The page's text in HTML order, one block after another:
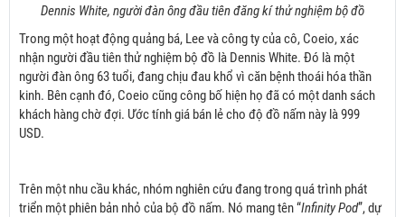
Dennis White, người đàn ông đầu tiên đăng kí thử nghiệm bộ đồ
Trong một hoạt động quảng bá, Lee và công ty của cô, Coeio, xác
nhận người đầu tiên thử nghiệm bộ đồ là Dennis White. Đó là một
người đàn ông 63 tuổi, đang chịu đau khổ vì căn bệnh thoái hóa thần
kinh. Bên cạnh đó, Coeio cũng công bố hiện họ đã có một danh sách
khách hàng chờ đợi. Ước tính giá bán lẻ cho độ đồ nấm này là 999
USD.
Trên một nhu cầu khác, nhóm nghiên cứu đang trong quá trình phát
triển một phiên bản nhỏ của bộ đồ nấm. Nó mang tên “Infinity Pod”, dự